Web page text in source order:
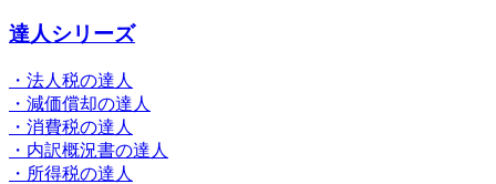
達人シリーズ
・法人税の達人
・減価償却の達人
・消費税の達人
・内訳概況書の達人
・所得税の達人